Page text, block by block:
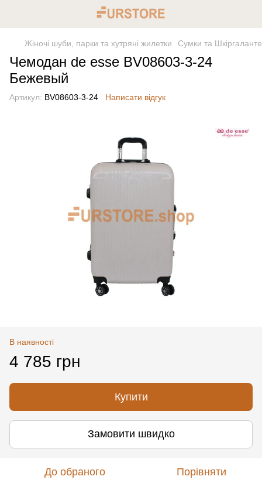
Жіночі шуби, парки та хутряні жилетки Сумки та
Чемодан de esse BV08603-3-24
Бежевый
Артикул: BV08603-3-24 Написати відгук
В наявності
4 785 грн
Купити
Замовити швидко
До обраного Порівняти